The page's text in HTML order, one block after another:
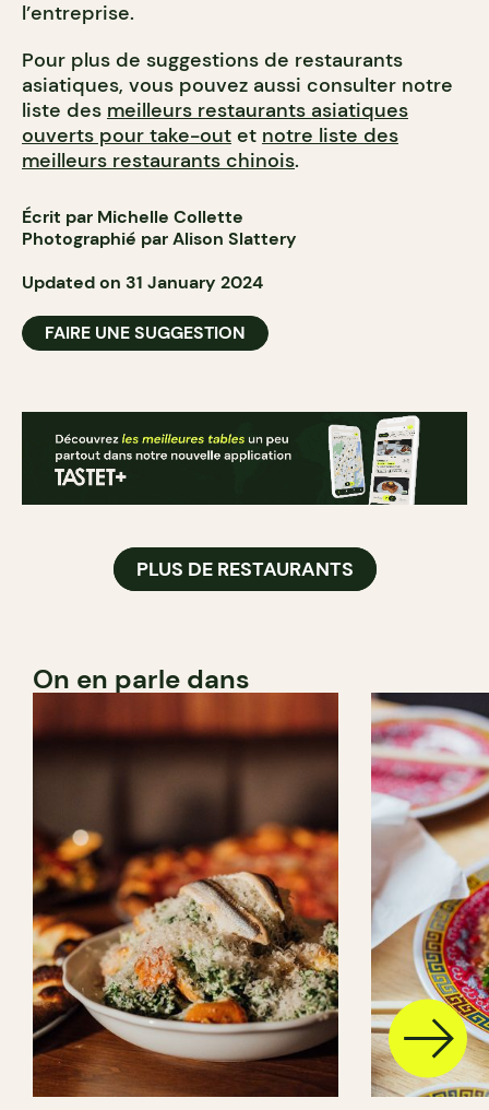
l’entreprise.
Pour plus de suggestions de restaurants
asiatiques, vous pouvez aussi consulter notre
liste des meilleurs restaurants asiatiques
ouverts pour take-out et notre liste des
meilleurs restaurants chinois.
Écrit par Michelle Collette
Photographié par Alison Slattery
Updated on 31 January 2024
FAIRE UNE SUGGESTION
PLUS DE RESTAURANTS
On en parle dans